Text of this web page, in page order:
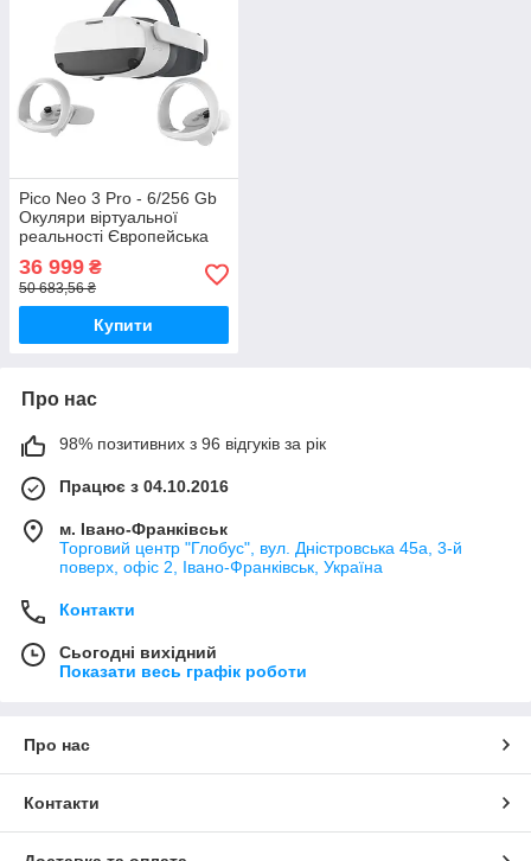
Pico Neo 3 Pro - 6/256 Gb
Окуляри віртуальної
реальності Європейська
36 999 ₴
50 683,56 ₴
Купити
Про нас
98% позитивних з 96 відгуків за рік
Працює з 04.10.2016
м. Івано-Франківськ
Торговий центр "Глобус", вул. Дністровська 45а, 3-й
поверх, офіс 2, Івано-Франківськ, Україна
Контакти
Сьогодні вихідний
Показати весь графік роботи
Про нас
Контакти